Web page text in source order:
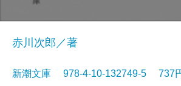
赤川次郎／著
新潮文庫 978-4-10-132749-5 737